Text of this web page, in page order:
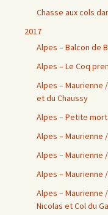
Chasse aux cols
2017
Alpes – Balcon de
Alpes – Le Coq
Alpes – Maurienne
et du Chaussy
Alpes – Petite
Alpes – Maurienne
Alpes – Maurienne
Alpes – Maurienne
Alpes – Maurienne
Nicolas et Col du